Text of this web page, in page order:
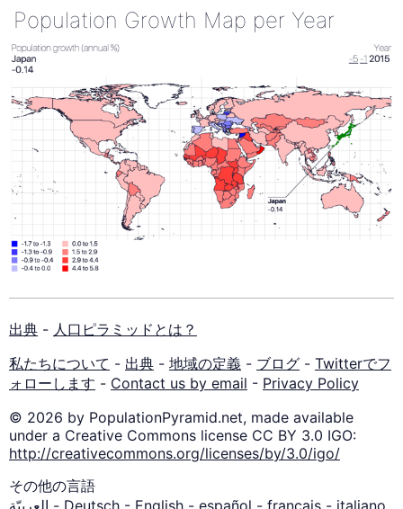
Population Growth Map per Year
出典 - 人口ピラミッドとは？
私たちについて - 出典 - 地域の定義 - ブログ - Twitterでフ
ォローします - Contact us by email - Privacy Policy
© 2026 by PopulationPyramid.net, made available
under a Creative Commons license CC BY 3.0 IGO:
http://creativecommons.org/licenses/by/3.0/igo/
その他の言語
العربيّة - Deutsch - English - español - français - italiano